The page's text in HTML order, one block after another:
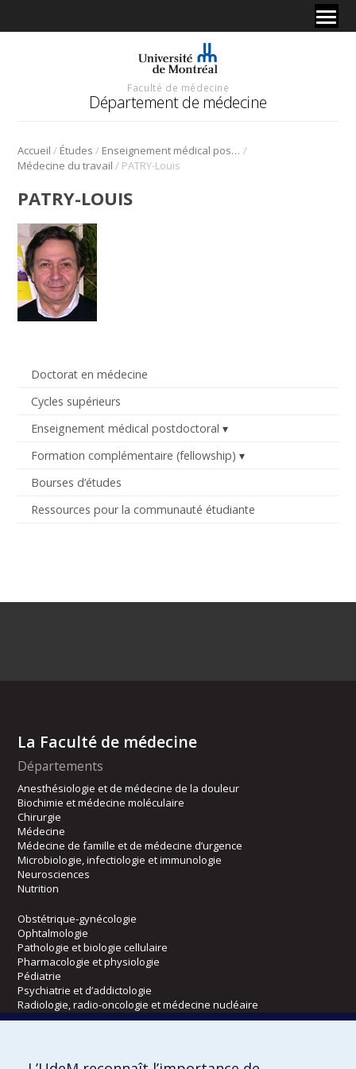
Faculté de médecine
Département de médecine
Accueil / Études / Enseignement médical postdoctoral /
Médecine du travail / PATRY-Louis
Doctorat en médecine
Cycles supérieurs
Enseignement médical postdoctoral
Formation complémentaire (fellowship)
Bourses d’études
Ressources pour la communauté étudiante
PATRY-LOUIS
La Faculté de médecine
Départements
Anesthésiologie et de médecine de la douleur
Biochimie et médecine moléculaire
Chirurgie
Médecine
Médecine de famille et de médecine d’urgence
Microbiologie, infectiologie et immunologie
Neurosciences
Nutrition
Obstétrique-gynécologie
Ophtalmologie
Pathologie et biologie cellulaire
Pharmacologie et physiologie
Pédiatrie
Psychiatrie et d’addictologie
Radiologie, radio-oncologie et médecine nucléaire